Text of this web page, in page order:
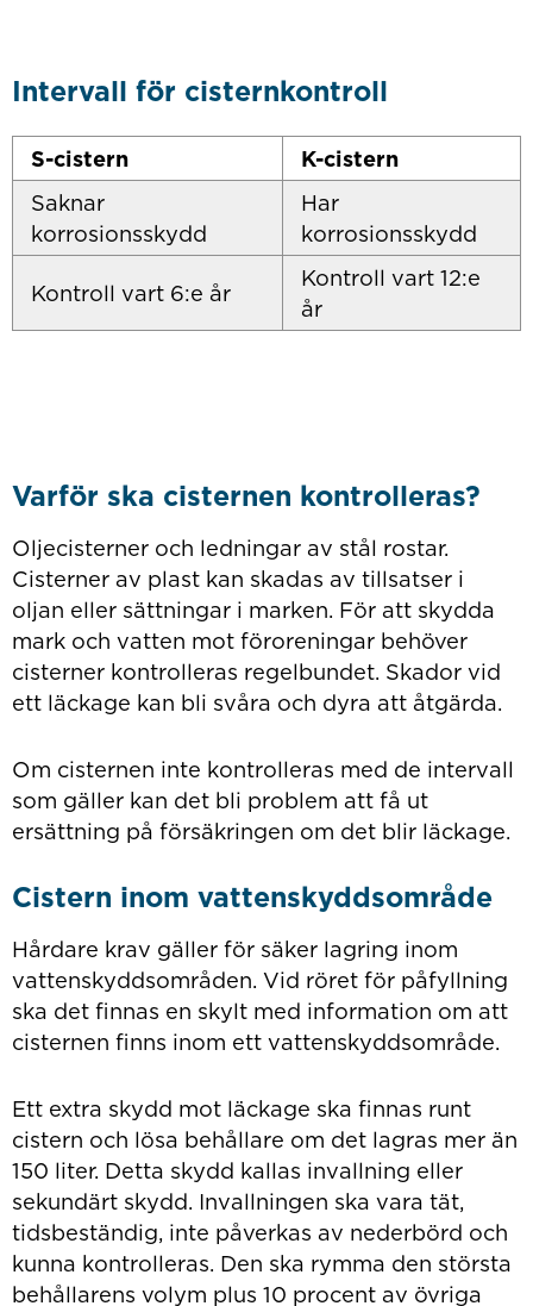
Intervall för cisternkontroll
S-cistern
K-cistern
Saknar
korrosionsskydd
Har
korrosionsskydd
Kontroll vart 6:e år
Kontroll vart 12:e
år
Varför ska cisternen kontrolleras?
Oljecisterner och ledningar av stål rostar.
Cisterner av plast kan skadas av tillsatser i
oljan eller sättningar i marken. För att skydda
mark och vatten mot föroreningar behöver
cisterner kontrolleras regelbundet. Skador vid
ett läckage kan bli svåra och dyra att åtgärda.
Om cisternen inte kontrolleras med de intervall
som gäller kan det bli problem att få ut
ersättning på försäkringen om det blir läckage.
Cistern inom vattenskyddsområde
Hårdare krav gäller för säker lagring inom
vattenskyddsområden. Vid röret för påfyllning
ska det finnas en skylt med information om att
cisternen finns inom ett vattenskyddsområde.
Ett extra skydd mot läckage ska finnas runt
cistern och lösa behållare om det lagras mer än
150 liter. Detta skydd kallas invallning eller
sekundärt skydd. Invallningen ska vara tät,
tidsbeständig, inte påverkas av nederbörd och
kunna kontrolleras. Den ska rymma den största
behållarens volym plus 10 procent av övriga